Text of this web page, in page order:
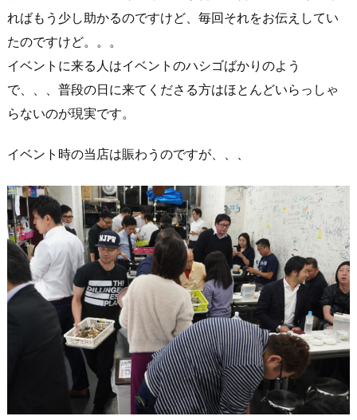
ればもう少し助かるのですけど、毎回それをお伝えしてい
たのですけど。。。
イベントに来る人はイベントのハシゴばかりのよう
で、、、普段の日に来てくださる方はほとんどいらっしゃ
らないのが現実です。
イベント時の当店は賑わうのですが、、、